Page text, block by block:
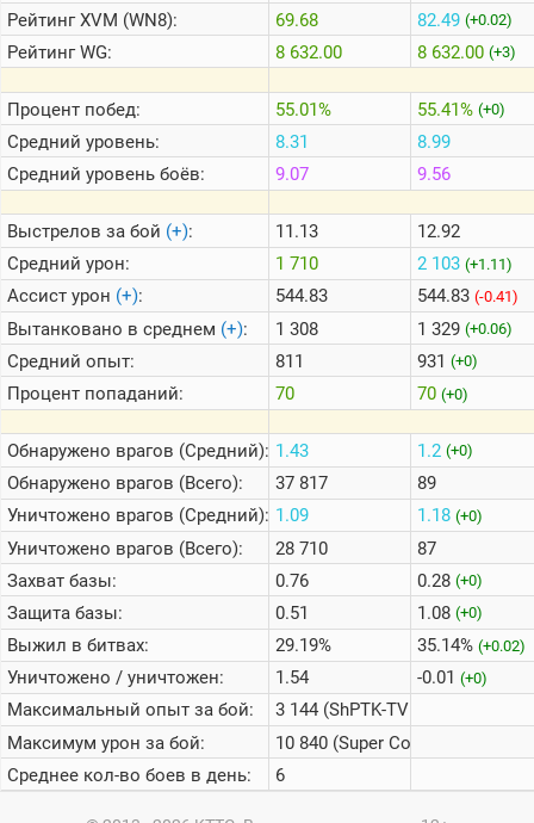
РейтингXVM (WN8):
РейтингWG:
Процент побед:
Средний уровень:
Средний уровень боёв:
Выстрелов за бой (+):
Средний урон:
Ассист урон (+):
Вытанковано в среднем (+):
Средний опыт:
Процент попаданий:
Обнаружено врагов (Средний):
Обнаружено врагов (Всего):
Уничтожено врагов (Средний):
Уничтожено врагов (Всего):
Захват базы:
Защита базы:
Выжил в битвах:
Уничтожено / уничтожен:
Максимальный опыт за бой:
Максимум урон за бой:
Среднее кол-во боев в день:
69.68
8 632.00
55.01%
8.31
9.07
11.13
1 710
544.83
1 308
811
70
1.43
37 817
1.09
28 710
0.76
0.51
29.19%
1.54
3 144 (ShPTK-TVP 100)
10 840 (Super Conqueror)
6
82.49 (+0.02)
8 632.00 (+3)
55.41% (+0)
8.99
9.56
12.92
2 103 (+1.11)
544.83 (-0.41)
1 329 (+0.06)
931 (+0)
70 (+0)
1.2 (+0)
89
1.18 (+0)
87
0.28 (+0)
1.08 (+0)
35.14% (+0.02)
-0.01 (+0)